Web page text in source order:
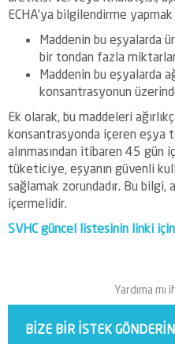
ECHA’ya bilgilendirme
Maddenin bu eşyalarda
bir tondan fazla
Maddenin bu eşyalarda
konsantrasyonun
Ek olarak, bu maddeleri
konsantrasyonda içeren eşya
alınmasından itibaren 45 gün
tüketiciye, eşyanın güvenli
sağlamak zorundadır. Bu bilgi,
içermelidir.
SVHC güncel listesinin linki için
Yardıma mı
BIZE BIR ISTEK GÖNDERIN